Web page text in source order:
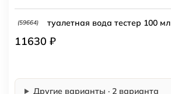
(59664) туалетная вода тестер 100 мл
11630 ₽
Другие варианты · 2 варианта